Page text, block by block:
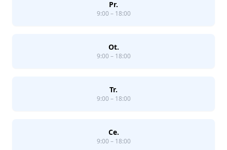
Pr.
9:00 – 18:00
Ot.
9:00 – 18:00
Tr.
9:00 – 18:00
Ce.
9:00 – 18:00